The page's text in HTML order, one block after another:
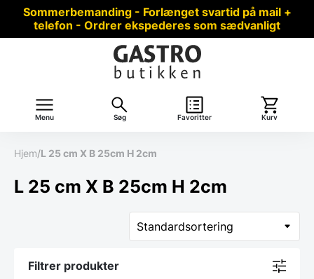
Sommerbemanding - Forlænget svartid på mail +
telefon - Ordrer ekspederes som sædvanligt
Menu Søg Favoritter Kurv
Hjem/L 25 cm X B 25cm H 2cm
L 25 cm X B 25cm H 2cm
Filtrer produkter